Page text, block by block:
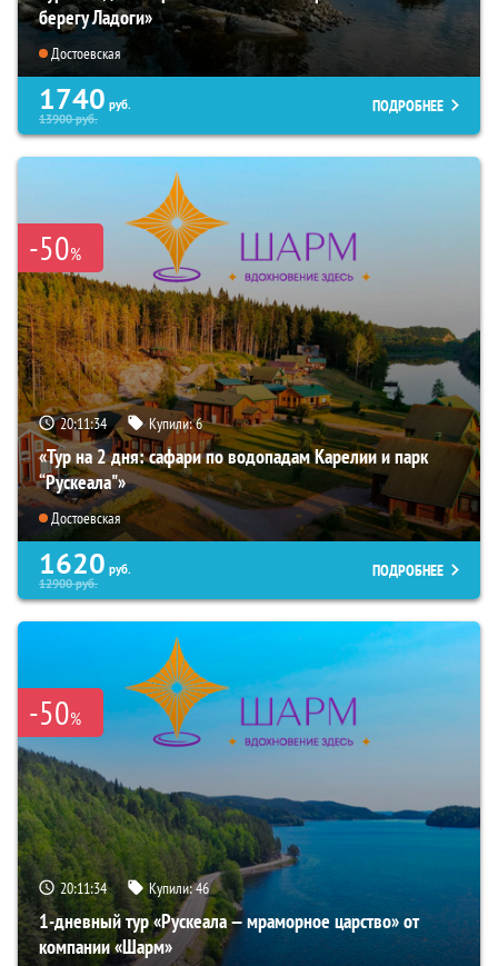
берегу Ладоги»
Достоевская
1740 руб.
13900руб.
ПОДРОБНЕЕ
-50%
20:11:33 Купили:6
«Тур на 2 дня: сафари по водопадам Карелии и парк
“Рускеала"»
Достоевская
1620 руб.
12900руб.
ПОДРОБНЕЕ
-50%
20:11:33 Купили:46
1-дневный тур «Рускеала — мраморное царство» от
компании «Шарм»